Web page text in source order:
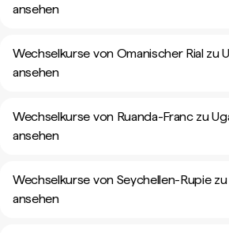
ansehen
Wechselkurse von Omanischer Rial zu
ansehen
Wechselkurse von Ruanda-Franc zu
ansehen
Wechselkurse von Seychellen-Rupie
ansehen